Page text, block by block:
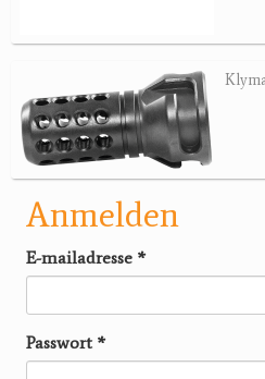
Anmelden
E-mailadresse *
Passwort *